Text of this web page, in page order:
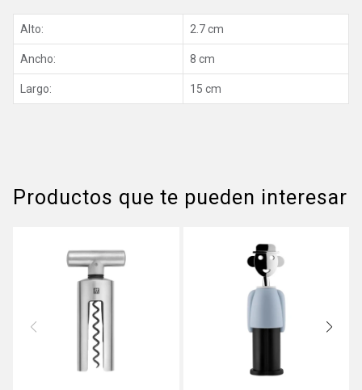
Alto: 2.7 cm
Ancho: 8 cm
Largo: 15 cm
Productos que te pueden interesar